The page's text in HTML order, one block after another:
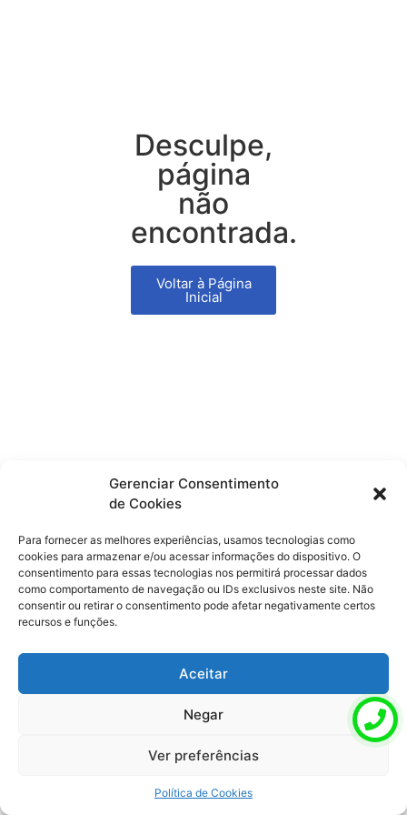
Gerenciar Consentimento
de Cookies
Para fornecer as melhores experiências, usamos tecnologias como
cookies para armazenar e/ou acessar informações do dispositivo. O
consentimento para essas tecnologias nos permitirá processar dados
como comportamento de navegação ou IDs exclusivos neste site. Não
consentir ou retirar o consentimento pode afetar negativamente certos
recursos e funções.
Aceitar
Negar
Ver preferências
Política de Cookies
Desculpe,
página
não
encontrada.
Voltar à Página
Inicial